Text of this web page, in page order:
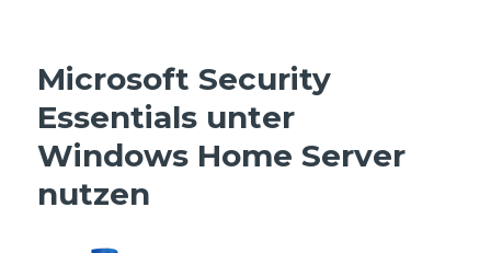
Microsoft Security
Essentials unter
Windows Home Server
nutzen